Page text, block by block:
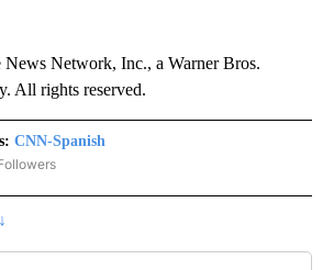
Network, Inc., a Warner Bros.
All rights reserved.
CNN-Spanish
"CNN-SPANISH" TO RECEIVE NOTIFICATIONS ABOUT